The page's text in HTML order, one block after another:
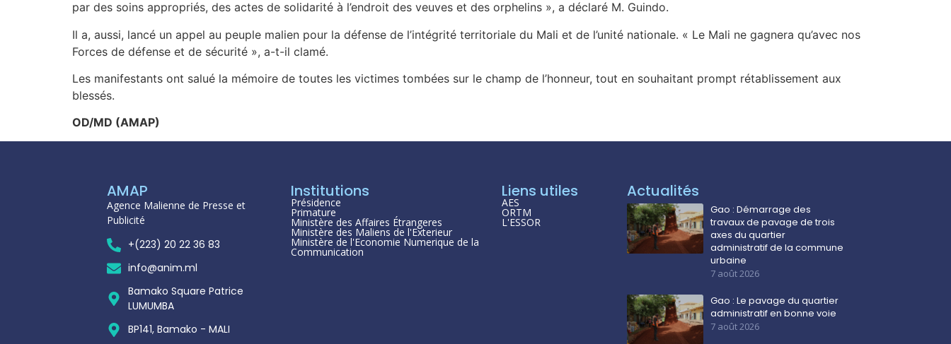
par des soins appropriés, des actes de solidarité à l’endroit des veuves et des orphelins », a déclaré M. Guindo.
Il a, aussi, lancé un appel au peuple malien pour la défense de l’intégrité territoriale du Mali et de l’unité nationale. « Le Mali ne gagnera qu’avec nos
Forces de défense et de sécurité », a-t-il clamé.
Les manifestants ont salué la mémoire de toutes les victimes tombées sur le champ de l’honneur, tout en souhaitant prompt rétablissement aux
blessés.
OD/MD (AMAP)
AMAP
Agence Malienne de Presse et
Publicité
+(223) 20 22 36 83
info@anim.ml
Bamako Square Patrice
LUMUMBA
BP141, Bamako - MALI
Institutions
Présidence
Primature
Ministère des Affaires Étrangeres
Ministère des Maliens de l'Exterieur
Ministère de l'Economie Numerique de la
Communication
Liens utiles
AES
ORTM
L'ESSOR
Actualités
Gao : Démarrage des
travaux de pavage de trois
axes du quartier
administratif de la commune
urbaine
7 août 2026
Gao : Le pavage du quartier
administratif en bonne voie
7 août 2026